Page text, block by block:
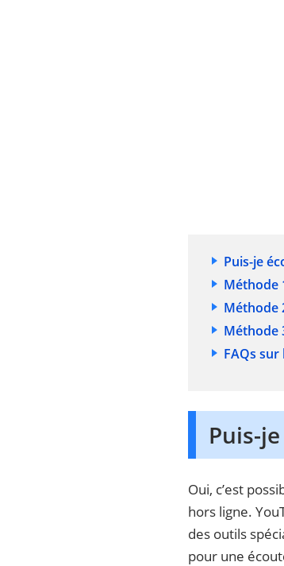
Puis-je
Méthode
Méthode
Méthode
FAQs
Puis-
Oui, c’est
hors ligne.
des outils
pour une